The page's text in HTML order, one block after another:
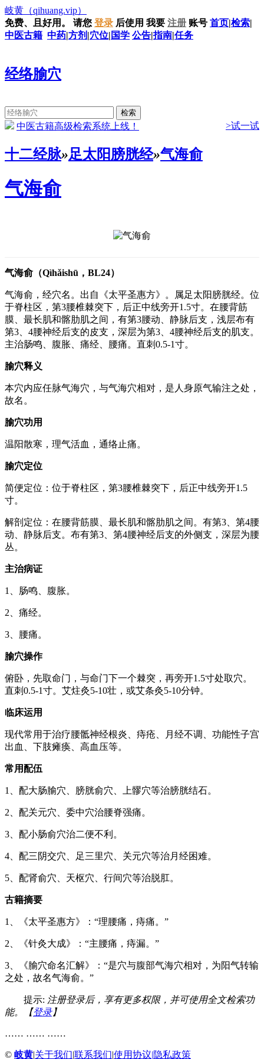
岐黄 （qihuang.vip）
免费、且好用。
请您 登录 后使用 我要 注册 账号 首页|检索|
中医古籍 中药|方剂 |穴位| 国学 公告|指南|任务
经络腧穴
中医古籍高级检索系统上线！ >试一试
十二经脉»足太阳膀胱经»气海俞
气海俞
气海俞（Qìhǎishū，BL24）
气海俞，经穴名。出自《太平圣惠方》。属足太阳膀胱经。位
于脊柱区，第3腰椎棘突下，后正中线旁开1.5寸。在腰背筋
膜、最长肌和髂肋肌之间，有第3腰动、静脉后支，浅层布有
第3、4腰神经后支的皮支，深层为第3、4腰神经后支的肌支。
主治肠鸣、腹胀、痛经、腰痛。直刺0.5-1寸。
腧穴释义
本穴内应任脉气海穴，与气海穴相对，是人身原气输注之处，
故名。
腧穴功用
温阳散寒，理气活血，通络止痛。
腧穴定位
简便定位：位于脊柱区，第3腰椎棘突下，后正中线旁开1.5
寸。
解剖定位：在腰背筋膜、最长肌和髂肋肌之间。有第3、第4腰
动、静脉后支。布有第3、第4腰神经后支的外侧支，深层为腰
丛。
主治病证
1、肠鸣、腹胀。
2、痛经。
3、腰痛。
腧穴操作
俯卧，先取命门，与命门下一个棘突，再旁开1.5寸处取穴。
直刺0.5-1寸。艾炷灸5-10壮，或艾条灸5-10分钟。
临床运用
现代常用于治疗腰骶神经根炎、痔疮、月经不调、功能性子宫
出血、下肢瘫痪、高血压等。
常用配伍
1、配大肠腧穴、膀胱俞穴、上髎穴等治膀胱结石。
2、配关元穴、委中穴治腰脊强痛。
3、配小肠俞穴治二便不利。
4、配三阴交穴、足三里穴、关元穴等治月经困难。
5、配肾俞穴、天枢穴、行间穴等治脱肛。
古籍摘要
1、《太平圣惠方》：“理腰痛，痔痛。”
2、《针灸大成》：“主腰痛，痔漏。”
3、《腧穴命名汇解》：“是穴与腹部气海穴相对，为阳气转输
之处，故名气海俞。”
提示: 注册登录后，享有更多权限，并可使用全文检索功
能。【登录】
…… …… ……
© 岐黄|关于我们|联系我们|使用协议|隐私政策